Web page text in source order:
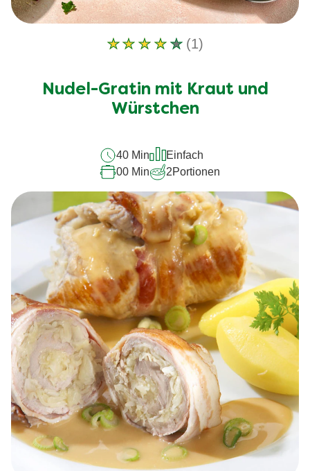
Die
Bewertung
dieses
mit
Kraut
und
Würstchen
beträgt
4.0
von
5
aus
1
Bewertungen.
(1)
Nudel-Gratin mit Kraut und
Würstchen
40 Min
Einfach
00 Min
2Portionen